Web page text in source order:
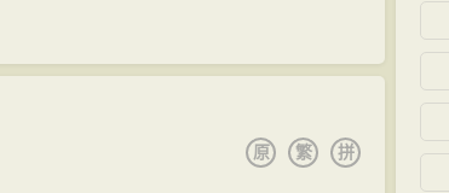
拼
繁
原